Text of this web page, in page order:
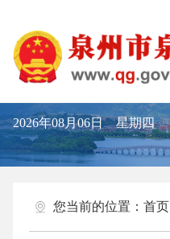
2026年08月06日 星期四
您当前的位置： 首页